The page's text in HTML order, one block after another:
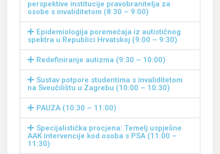
perspektive institucije pravobranitelja za
osobe s invaliditetom (8:30 – 9:00)
Epidemiologija poremećaja iz autističnog
spektra u Republici Hrvatskoj (9:00 – 9:30)
Redefiniranje autizma (9:30 – 10:00)
Sustav potpore studentima s invaliditetom
na Sveučilištu u Zagrebu (10:00 – 10:30)
PAUZA (10:30 – 11:00)
Specijalistička procjena: Temelj uspješne
AAK intervencije kod osoba s PSA (11:00 –
11:30)